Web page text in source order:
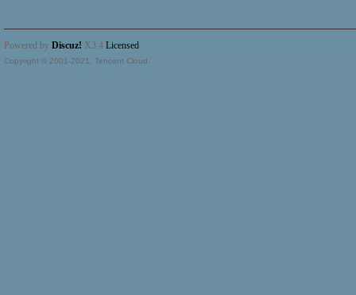
Powered by Discuz! X3.4 Licensed
Copyright © 2001-2021, Tencent Cloud.